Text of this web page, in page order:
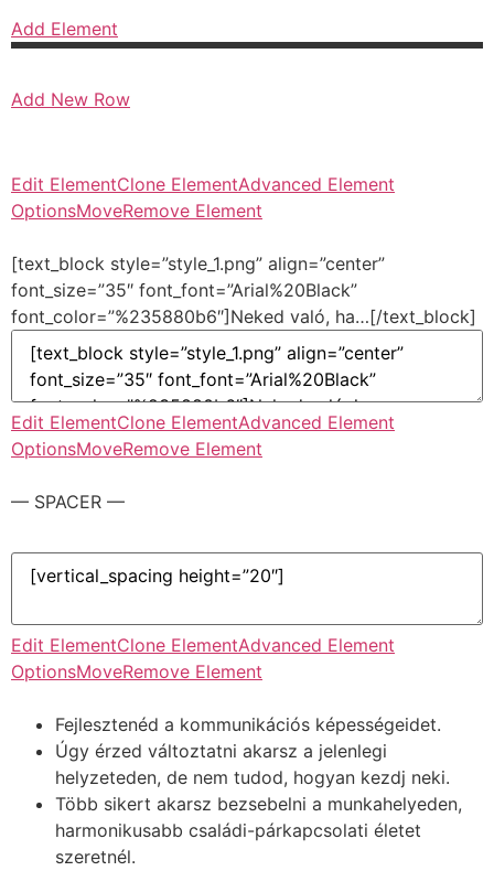
Add Element
Add New Row
Edit ElementClone ElementAdvanced Element
OptionsMoveRemove Element
[text_block style=”style_1.png” align=”center”
font_size=”35″ font_font=”Arial%20Black”
font_color=”%235880b6″]Neked való, ha…[/text_block]
Edit ElementClone ElementAdvanced Element
OptionsMoveRemove Element
— SPACER —
Edit ElementClone ElementAdvanced Element
OptionsMoveRemove Element
Fejlesztenéd a kommunikációs képességeidet.
Úgy érzed változtatni akarsz a jelenlegi
helyzeteden, de nem tudod, hogyan kezdj neki.
Több sikert akarsz bezsebelni a munkahelyeden,
harmonikusabb családi-párkapcsolati életet
szeretnél.